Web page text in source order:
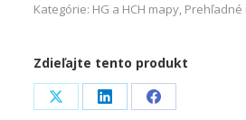
Kategórie: HG a HCH mapy, Prehľadné
Zdieľajte tento produkt
Share Share Share